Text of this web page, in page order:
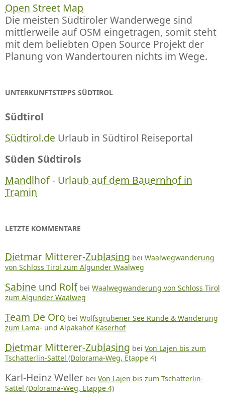
Open Street Map
Die meisten Südtiroler Wanderwege sind
mittlerweile auf OSM eingetragen, somit steht
mit dem beliebten Open Source Projekt der
Planung von Wandertouren nichts im Wege.
UNTERKUNFTSTIPPS SÜDTIROL
Südtirol
Südtirol.de Urlaub in Südtirol Reiseportal
Süden Südtirols
Mandlhof - Urlaub auf dem Bauernhof in
Tramin
LETZTE KOMMENTARE
Dietmar Mitterer-Zublasing bei Waalwegwanderung
von Schloss Tirol zum Algunder Waalweg
Sabine und Rolf bei Waalwegwanderung von Schloss Tirol
zum Algunder Waalweg
Team De Oro bei Wolfsgrubener See Runde & Wanderung
zum Lama- und Alpakahof Kaserhof
Dietmar Mitterer-Zublasing bei Von Lajen bis zum
Tschatterlin-Sattel (Dolorama-Weg, Etappe 4)
Karl-Heinz Weller bei Von Lajen bis zum Tschatterlin-
Sattel (Dolorama-Weg, Etappe 4)